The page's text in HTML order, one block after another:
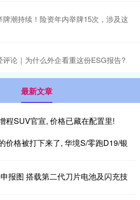
潮持续！险资年内举牌15次，涉及这
论｜为什么外企看重这份ESG报告?
最新文章
程SUV官宣, 价格已藏在配置里!
价格被打下来了, 华境S/零跑D19/银
报图 搭载第二代刀片电池及闪充技